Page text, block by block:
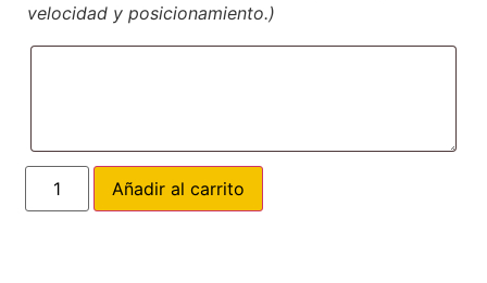
velocidad y posicionamiento.)
Añadir al carrito